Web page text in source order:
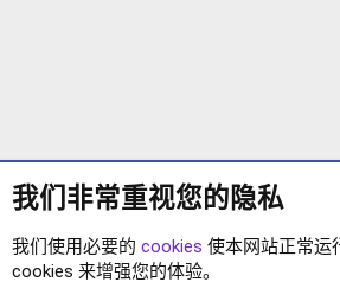
XENFORO2.1 插件
我们非常重视您的隐私
我们使用必要的 cookies 使本网站正常运
cookies 来增强您的体验。